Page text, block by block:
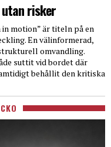
risker
in motion” är titeln på en
En välinformerad,
omvandling.
suttit vid bordet där
behållit den kritiska